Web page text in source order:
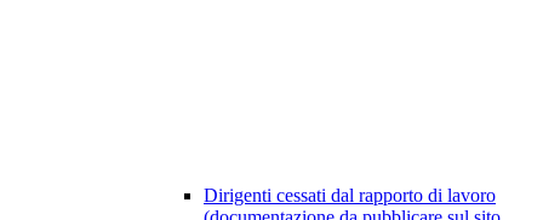
Dirigenti cessati dal rapporto di lavoro